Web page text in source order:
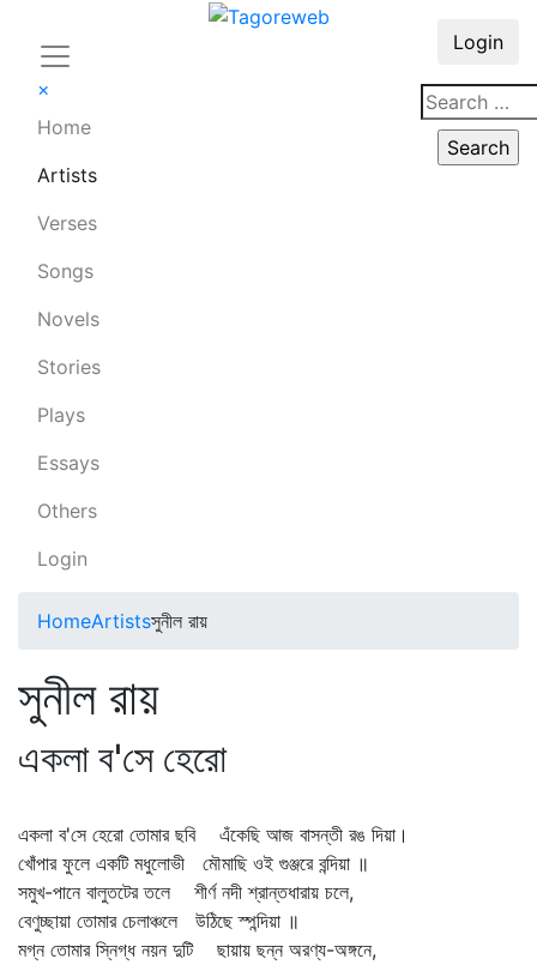
×
Home
Artists
Verses
Songs
Novels
Stories
Plays
Essays
Others
Login
Login
HomeArtistsসুনীল রায়
সুনীল রায়
একলা ব'সে হেরো
একলা ব'সে হেরো তোমার ছবি এঁকেছি আজ বাসন্তী রঙ দিয়া।
খোঁপার ফুলে একটি মধুলোভী মৌমাছি ওই গুঞ্জরে বন্দিয়া ॥
সমুখ-পানে বালুতটের তলে শীর্ণ নদী শ্রান্তধারায় চলে,
বেণুচ্ছায়া তোমার চেলাঞ্চলে উঠিছে স্পন্দিয়া ॥
মগ্ন তোমার স্নিগ্ধ নয়ন দুটি ছায়ায় ছন্ন অরণ্য-অঙ্গনে,